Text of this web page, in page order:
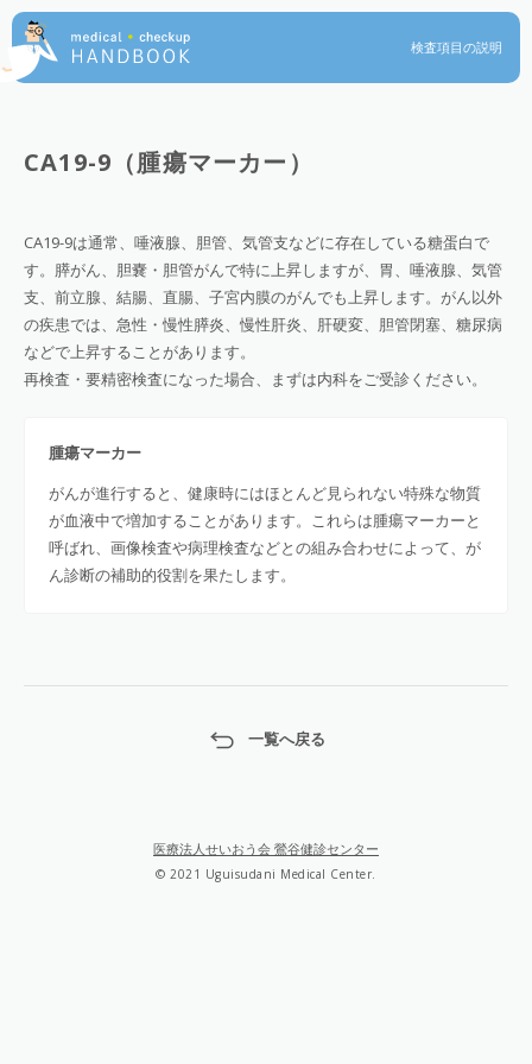
検査項目の説明
CA19-9（腫瘍マーカー）
CA19-9は通常、唾液腺、胆管、気管支などに存在している糖蛋白で
す。膵がん、胆嚢・胆管がんで特に上昇しますが、胃、唾液腺、気管
支、前立腺、結腸、直腸、子宮内膜のがんでも上昇します。がん以外
の疾患では、急性・慢性膵炎、慢性肝炎、肝硬変、胆管閉塞、糖尿病
などで上昇することがあります。
再検査・要精密検査になった場合、まずは内科をご受診ください。
腫瘍マーカー
がんが進行すると、健康時にはほとんど見られない特殊な物質
が血液中で増加することがあります。これらは腫瘍マーカーと
呼ばれ、画像検査や病理検査などとの組み合わせによって、が
ん診断の補助的役割を果たします。
一覧へ戻る
医療法人せいおう会 鶯谷健診センター
© 2021 Uguisudani Medical Center.